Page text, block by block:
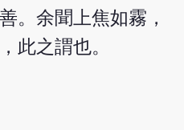
。余聞上焦如霧，
此之謂也。